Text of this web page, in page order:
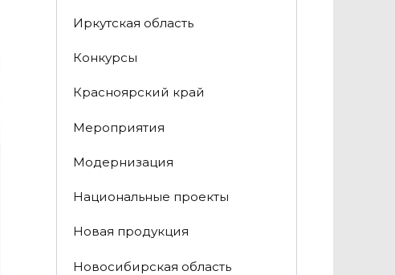
Иркутская область
Конкурсы
Красноярский край
Мероприятия
Модернизация
Национальные проекты
Новая продукция
Новосибирская область